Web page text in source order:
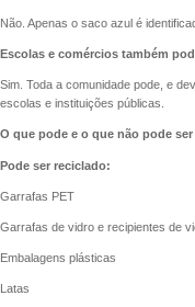
Não. Apenas o saco azul é
Escolas e comércios também
Sim. Toda a comunidade pode, e
escolas e instituições públicas.
O que pode e o que não pode
Pode ser reciclado:
Garrafas PET
Garrafas de vidro e recipientes de
Embalagens plásticas
Latas